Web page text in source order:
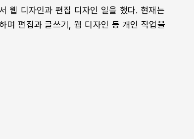
웹 디자인과 편집 디자인 일을 했다. 현재는
며 편집과 글쓰기, 웹 디자인 등 개인 작업을